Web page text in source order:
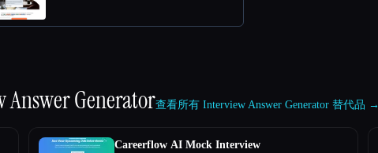
Generator查看所有 Interview Answer Generator 替代品 →
Careerflow AI Mock Interview